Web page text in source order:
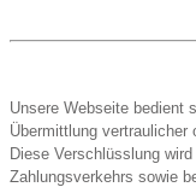
Unsere Webseite bedient
Übermittlung vertraulicher
Diese Verschlüsslung
Zahlungsverkehrs sowie